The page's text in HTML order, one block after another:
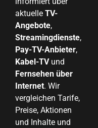
aktuelle TV-
Angebote,
Streamingdienste,
Pay-TV-Anbieter,
Kabel-TVund
Fernsehen über
Internet. Wir
vergleichen Tarife,
Preise, Aktionen
und Inhalte und